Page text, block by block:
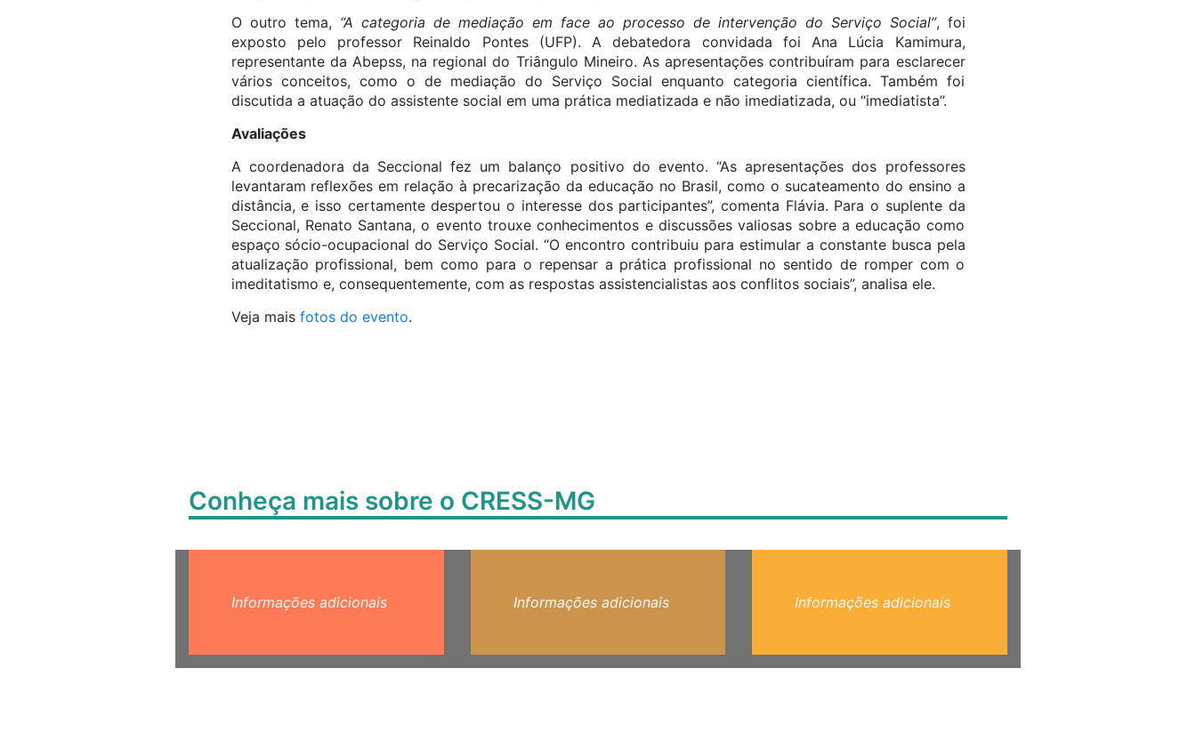
O outro tema, “A categoria de mediação em face ao processo de intervenção do Serviço Social”, foi
exposto pelo professor Reinaldo Pontes (UFP). A debatedora convidada foi Ana Lúcia Kamimura,
representante da Abepss, na regional do Triângulo Mineiro. As apresentações contribuíram para esclarecer
vários conceitos, como o de mediação do Serviço Social enquanto categoria científica. Também foi
discutida a atuação do assistente social em uma prática mediatizada e não imediatizada, ou “imediatista”.
Avaliações
A coordenadora da Seccional fez um balanço positivo do evento. “As apresentações dos professores
levantaram reflexões em relação à precarização da educação no Brasil, como o sucateamento do ensino a
distância, e isso certamente despertou o interesse dos participantes”, comenta Flávia. Para o suplente da
Seccional, Renato Santana, o evento trouxe conhecimentos e discussões valiosas sobre a educação como
espaço sócio-ocupacional do Serviço Social. “O encontro contribuiu para estimular a constante busca pela
atualização profissional, bem como para o repensar a prática profissional no sentido de romper com o
imeditatismo e, consequentemente, com as respostas assistencialistas aos conflitos sociais”, analisa ele.
Veja mais fotos do evento.
Conheça mais sobre o CRESS-MG
Informações adicionais Informações adicionais Informações adicionais